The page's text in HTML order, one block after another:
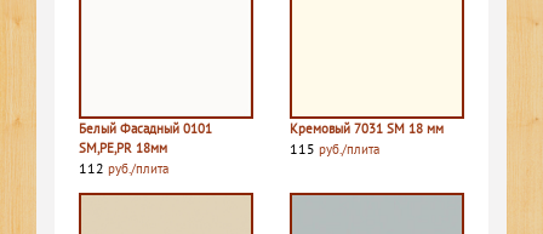
Белый Фасадный 0101
SM,PE,PR 18мм
112 руб./плита
Кремовый 7031 SM 18 мм
115 руб./плита